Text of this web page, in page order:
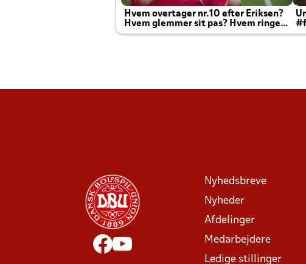
Hvem overtager nr.10 efter Eriksen?
Hvem glemmer sit pas? Hvem ringer
Joachim altid til efter kampe?
Nyhedsbreve
Nyheder
Afdelinger
Medarbejdere
Ledige stillinger